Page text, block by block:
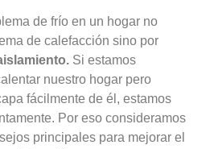
de frío en un hogar no
de calefacción sino por
Si estamos
nuestro hogar pero
fácilmente de él, estamos
Por eso consideramos
principales para mejorar el